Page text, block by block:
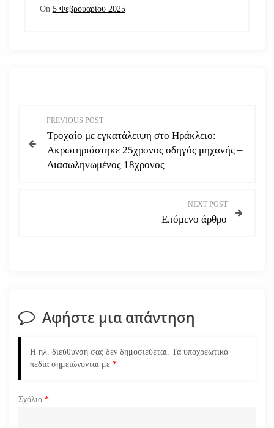
On 5 Φεβρουαρίου 2025
λ
η
ά
θ
PREVIOUS POST
Τροχαίο με εγκατάλειψη στο Ηράκλειο:
Ακρωτηριάστηκε 25χρονος οδηγός μηχανής –
Διασωληνωμένος 18χρονος
NEXT POST
Επόμενο άρθρο
Αφήστε μια απάντηση
Η ηλ. διεύθυνση σας δεν δημοσιεύεται. Τα υποχρεωτικά
πεδία σημειώνονται με *
Σχόλιο *